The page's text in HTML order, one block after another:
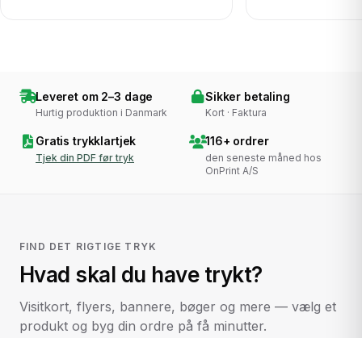
Leveret om 2–3 dage
Hurtig produktion i Danmark
Sikker betaling
Kort · Faktura
Gratis trykklartjek
Tjek din PDF før tryk
116+ ordrer
den seneste måned hos
OnPrint A/S
FIND DET RIGTIGE TRYK
Hvad skal du have trykt?
Visitkort, flyers, bannere, bøger og mere — vælg et
produkt og byg din ordre på få minutter.